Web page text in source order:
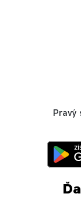
Pravý